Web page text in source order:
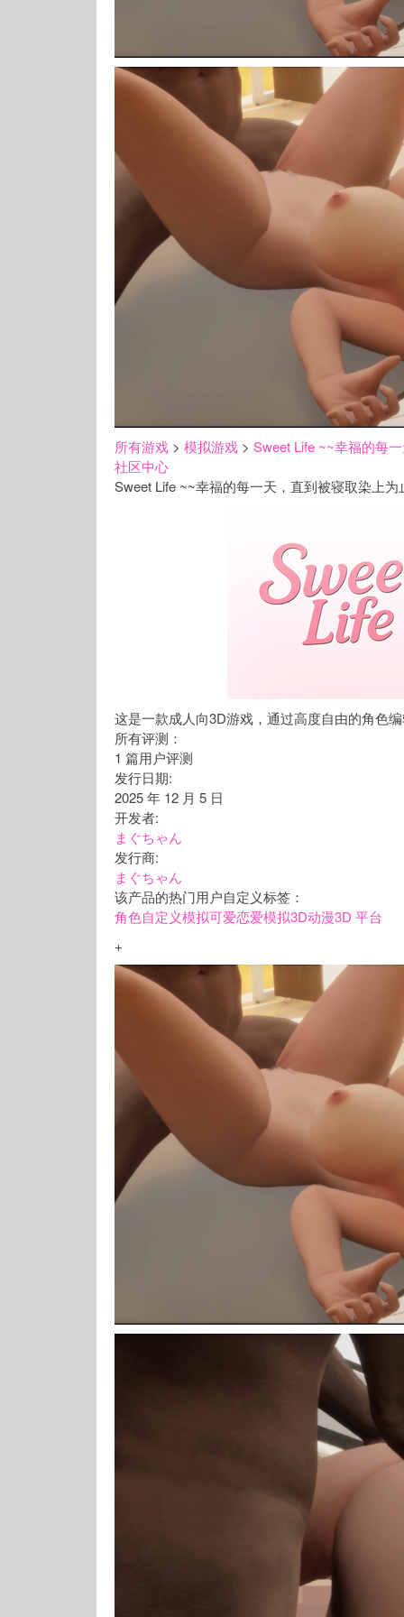
所有游戏 > 模拟‎游戏 > Sweet Life ~~幸福的每
社区中心
Sweet Life ~~幸福的每一天，直到被寝取染上为
这是一款成人向3D游戏，通过高度自由的角色
所有评测：
1 篇用户评测
发行日期:
2025 年 12 月 5 日
开发者:
まぐちゃん
发行商:
まぐちゃん
该产品的热门用户自定义标签：
角色自定义模拟可爱恋爱模拟3D动漫3D 平台
+